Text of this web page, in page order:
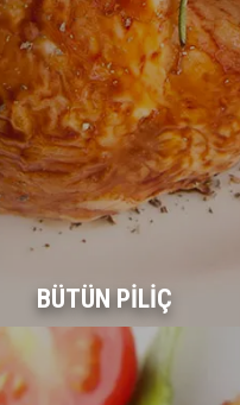
BÜTÜN PILIÇ